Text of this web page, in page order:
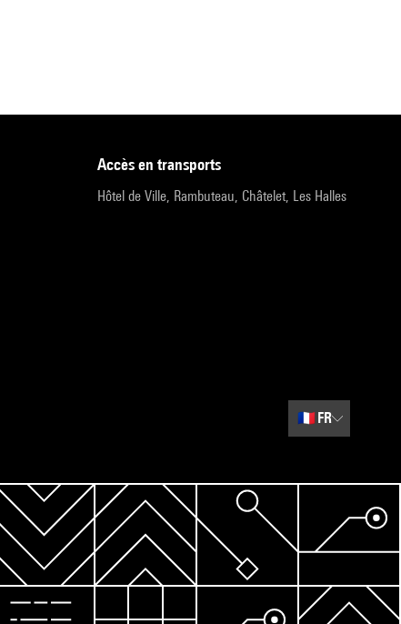
accès en transports
Hôtel de Ville, Rambuteau, Châtelet, Les Halles
🇫🇷 FR